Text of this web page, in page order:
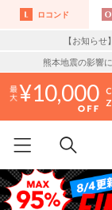
ロコンド
【お知ら
熊本地震の影響
10,000